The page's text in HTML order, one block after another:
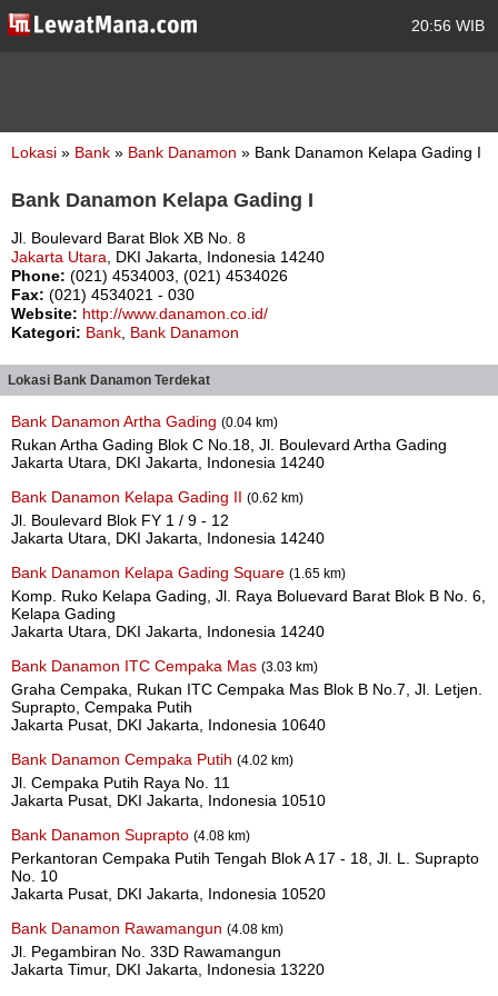
20:56 WIB
Lokasi » Bank » Bank Danamon » Bank Danamon Kelapa Gading I
Bank Danamon Kelapa Gading I
Jl. Boulevard Barat Blok XB No. 8
Jakarta Utara , DKI Jakarta, Indonesia 14240
Phone: (021) 4534003, (021) 4534026
Fax: (021) 4534021 - 030
Website: http://www.danamon.co.id/
Kategori: Bank Bank Danamon
Lokasi Bank Danamon Terdekat
Bank Danamon Artha Gading (0.04 km)
Rukan Artha Gading Blok C No.18, Jl. Boulevard Artha Gading
Jakarta Utara, DKI Jakarta, Indonesia 14240
Bank Danamon Kelapa Gading II (0.62 km)
Jl. Boulevard Blok FY 1 / 9 - 12
Jakarta Utara, DKI Jakarta, Indonesia 14240
Bank Danamon Kelapa Gading Square (1.65 km)
Komp. Ruko Kelapa Gading, Jl. Raya Boluevard Barat Blok B No. 6,
Kelapa Gading
Jakarta Utara, DKI Jakarta, Indonesia 14240
Bank Danamon ITC Cempaka Mas (3.03 km)
Graha Cempaka, Rukan ITC Cempaka Mas Blok B No.7, Jl. Letjen.
Suprapto, Cempaka Putih
Jakarta Pusat, DKI Jakarta, Indonesia 10640
Bank Danamon Cempaka Putih (4.02 km)
Jl. Cempaka Putih Raya No. 11
Jakarta Pusat, DKI Jakarta, Indonesia 10510
Bank Danamon Suprapto (4.08 km)
Perkantoran Cempaka Putih Tengah Blok A 17 - 18, Jl. L. Suprapto
No. 10
Jakarta Pusat, DKI Jakarta, Indonesia 10520
Bank Danamon Rawamangun (4.08 km)
Jl. Pegambiran No. 33D Rawamangun
Jakarta Timur, DKI Jakarta, Indonesia 13220